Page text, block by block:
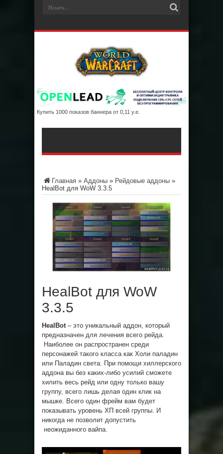
Купить 1000 показов баннера от 0,11 у.е.
Главная » Аддоны » Рейдовые аддоны »
HealBot для WoW 3.3.5
HealBot для WoW
3.3.5
HealBot– это уникальный аддон, который
предназначен для лечения всего рейда.
Наиболее он распространен среди
персонажей такого класса как Холи паладин
или Паладин света. При помощи хиллерского
аддона вы без каких-либо усилий сможете
хилить весь рейд или одну только вашу
группу, всего лишь делая один клик на
мышке. Всего один фрейм вам будет
показывать уровень ХП всей группы. И
никогда не позволит допустить
неожиданного вайпа.